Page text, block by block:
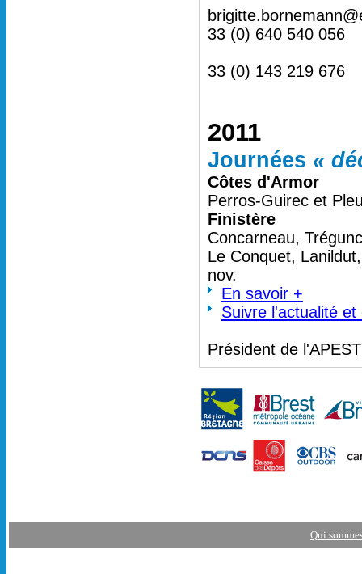
33 (0) 640 540 056
33 (0) 143 219 676
2011
Journées «
Côtes d'Armor
Perros-Guirec et
Finistère
Concarneau,
Le Conquet,
nov.
En savoir +
Suivre l'actualité
Président de
Qui